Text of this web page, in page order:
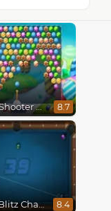
Bubble Shooter Candy 8.7
Billiard Blitz Challenge 8.4